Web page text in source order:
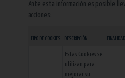
Ante esta información es posible
acciones:
TIPO DE COOKIES DESCRIPCIÓN
Estas Cookies se
utilizan para
mejorar su